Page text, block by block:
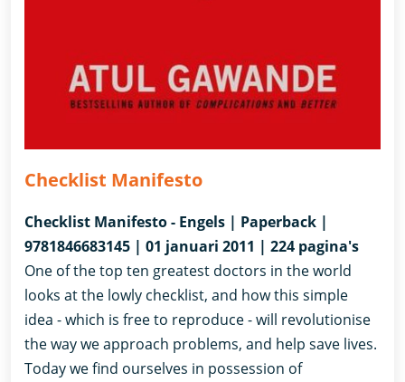
Checklist Manifesto
Checklist Manifesto - Engels | Paperback |
9781846683145 | 01 januari 2011 | 224 pagina's
One of the top ten greatest doctors in the world
looks at the lowly checklist, and how this simple
idea - which is free to reproduce - will revolutionise
the way we approach problems, and help save lives.
Today we find ourselves in possession of